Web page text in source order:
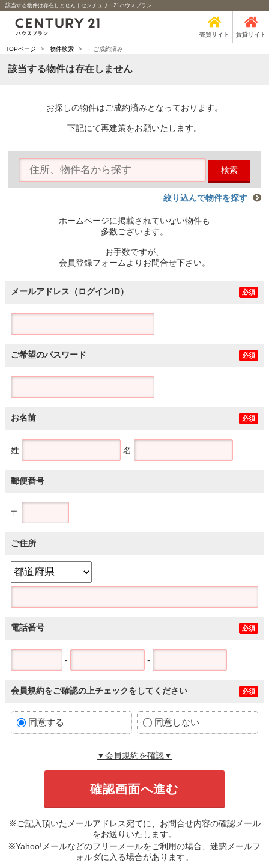
該当する物件は存在しません｜センチュリー21ハウスプラン
売買サイト 賃貸サイト
TOPページ > 物件検索 > - ご成約済み
該当する物件は存在しません
お探しの物件はご成約済みとなっております。
下記にて再建策をお願いたします。
検索
絞り込んで物件を探す
ホームページに掲載されていない物件も
多数ございます。
お手数ですが、
会員登録フォームよりお問合せ下さい。
メールアドレス（ログインID） 必須
ご希望のパスワード 必須
お名前 必須
姓 名
郵便番号
〒
ご住所
電話番号 必須
- -
会員規約をご確認の上チェックをしてください 必須
同意する 同意しない
▼会員規約を確認▼
※ご記入頂いたメールアドレス宛てに、お問合せ内容の確認メール
をお送りいたします。
※Yahoo!メールなどのフリーメールをご利用の場合、迷惑メールフ
ォルダに入る場合があります。